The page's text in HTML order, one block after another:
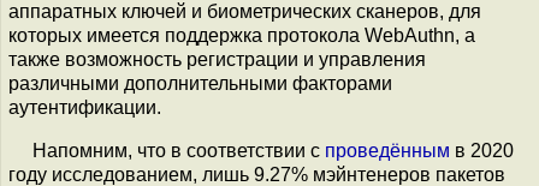
аппаратных ключей и биометрических сканеров, для
которых имеется поддержка протокола WebAuthn, а
также возможность регистрации и управления
различными дополнительными факторами
аутентификации.
Напомним, что в соответствии с проведённым в 2020
году исследованием, лишь 9.27% мэйнтенеров пакетов